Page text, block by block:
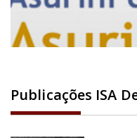
Publicações ISA